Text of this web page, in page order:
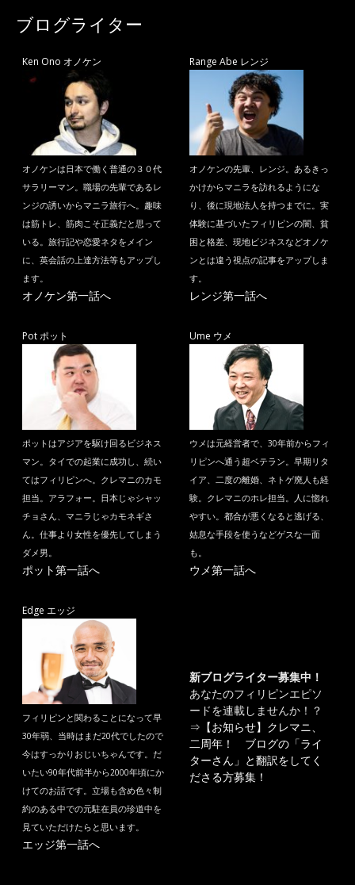
ブログライター
Ken Ono オノケン
オノケンは日本で働く普通の３０代
サラリーマン。職場の先輩であるレ
ンジの誘いからマニラ旅行へ。趣味
は筋トレ、筋肉こそ正義だと思って
いる。旅行記や恋愛ネタをメイン
に、英会話の上達方法等もアップし
ます。
オノケン第一話へ
Range Abe レンジ
オノケンの先輩、レンジ。あるきっ
かけからマニラを訪れるようにな
り、後に現地法人を持つまでに。実
体験に基づいたフィリピンの闇、貧
困と格差、現地ビジネスなどオノケ
ンとは違う視点の記事をアップしま
す。
レンジ第一話へ
Pot ポット
ポットはアジアを駆け回るビジネス
マン。タイでの起業に成功し、続い
てはフィリピンへ。クレマニのカモ
担当。アラフォー。日本じゃシャッ
チョさん、マニラじゃカモネギさ
ん。仕事より女性を優先してしまう
ダメ男。
ポット第一話へ
Ume ウメ
ウメは元経営者で、30年前からフィ
リピンへ通う超ベテラン。早期リタ
イア、二度の離婚、ネトゲ廃人も経
験。クレマニのホレ担当。人に惚れ
やすい。都合が悪くなると逃げる、
姑息な手段を使うなどゲスな一面
も。
ウメ第一話へ
Edge エッジ
フィリピンと関わることになって早
30年弱、当時はまだ20代でしたので
今はすっかりおじいちゃんです。だ
いたい90年代前半から2000年頃にか
けてのお話です。立場も含め色々制
約のある中での元駐在員の珍道中を
見ていただけたらと思います。
エッジ第一話へ
新ブログライター募集中！
あなたのフィリピンエピソ
ードを連載しませんか！？
⇒ 【お知らせ】クレマニ、
二周年！ ブログの「ライ
ターさん」と翻訳をしてく
ださる方募集！